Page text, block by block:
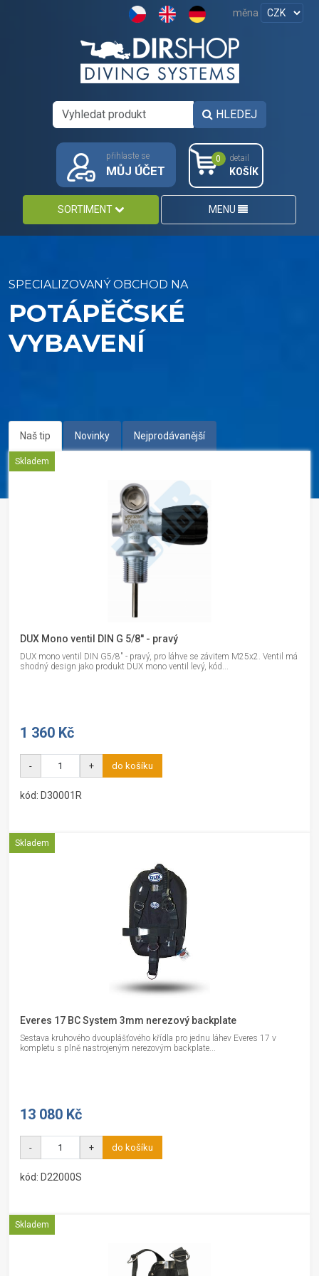
měna
HLEDEJ
přihlaste se
MŮJ ÚČET
0 detail
KOŠÍK
SORTIMENT MENU
SPECIALIZOVANÝ OBCHOD NA
POTÁPĚČSKÉ
VYBAVENÍ
Naš tip Novinky Nejprodávanější
Skladem
DUX Mono ventil DIN G 5/8'' - pravý
DUX mono ventil DIN G5/8" - pravý, pro láhve se závitem M25x2. Ventil má
shodný design jako produkt DUX mono ventil levý, kód...
1 360 Kč
- + do košíku
kód: D30001R
Skladem
Everes 17 BC System 3mm nerezový backplate
Sestava kruhového dvouplášťového křídla pro jednu láhev Everes 17 v
kompletu s plně nastrojeným nerezovým backplate...
13 080 Kč
- + do košíku
kód: D22000S
Skladem